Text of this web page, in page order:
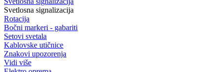
Svetlosna signalizacija
Rotacija
Bočni markeri - gabariti
Setovi svetala
Kablovske utičnice
Znakovi upozorenja
Vidi više